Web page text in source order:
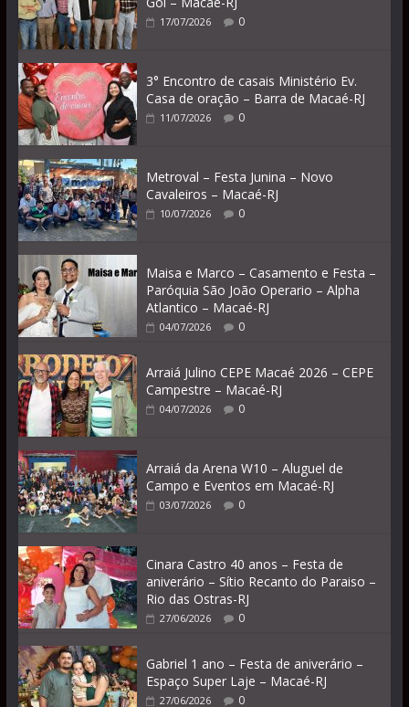
17/07/2026 0
3° Encontro de casais Ministério Ev.
Casa de oração – Barra de Macaé-RJ
11/07/2026 0
Metroval – Festa Junina – Novo
Cavaleiros – Macaé-RJ
10/07/2026 0
Maisa e Marco – Casamento e Festa –
Paróquia São João Operario – Alpha
Atlantico – Macaé-RJ
04/07/2026 0
Arraiá Julino CEPE Macaé 2026 – CEPE
Campestre – Macaé-RJ
04/07/2026 0
Arraiá da Arena W10 – Aluguel de
Campo e Eventos em Macaé-RJ
03/07/2026 0
Cinara Castro 40 anos – Festa de
aniverário – Sítio Recanto do Paraiso –
Rio das Ostras-RJ
27/06/2026 0
Gabriel 1 ano – Festa de aniverário –
Espaço Super Laje – Macaé-RJ
27/06/2026 0